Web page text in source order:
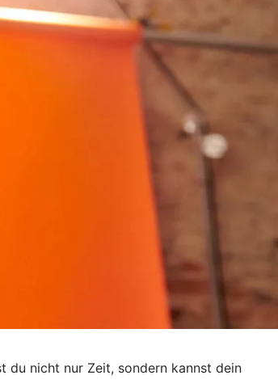
du nicht nur Zeit, sondern kannst dein